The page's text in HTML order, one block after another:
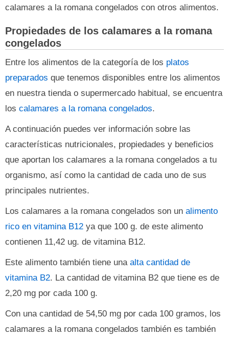
calamares a la romana congelados con otros alimentos.
Propiedades de los calamares a la romana
congelados
Entre los alimentos de la categoría de los platos
preparados que tenemos disponibles entre los alimentos
en nuestra tienda o supermercado habitual, se encuentra
los calamares a la romana congelados.
A continuación puedes ver información sobre las
características nutricionales, propiedades y beneficios
que aportan los calamares a la romana congelados a tu
organismo, así como la cantidad de cada uno de sus
principales nutrientes.
Los calamares a la romana congelados son un alimento
rico en vitamina B12 ya que 100 g. de este alimento
contienen 11,42 ug. de vitamina B12.
Este alimento también tiene una alta cantidad de
vitamina B2. La cantidad de vitamina B2 que tiene es de
2,20 mg por cada 100 g.
Con una cantidad de 54,50 mg por cada 100 gramos, los
calamares a la romana congelados también es también